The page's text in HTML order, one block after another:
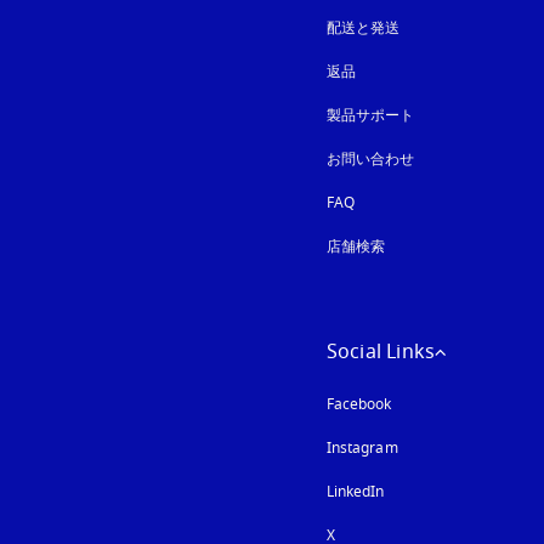
配送と発送
返品
製品サポート
お問い合わせ
FAQ
店舗検索
Social Links
Facebook
Instagram新しいタブに表示され
LinkedIn
X